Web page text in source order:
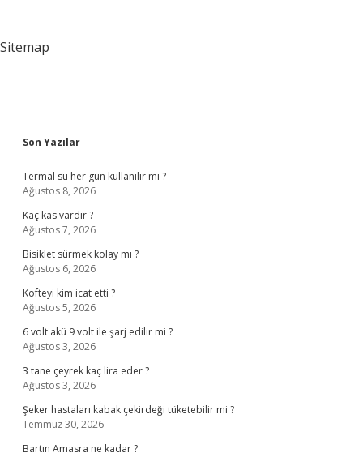
Sitemap
Sidebar
Son Yazılar
Termal su her gün kullanılır mı ?
Ağustos 8, 2026
Kaç kas vardır ?
Ağustos 7, 2026
Bisiklet sürmek kolay mı ?
Ağustos 6, 2026
Kofteyi kim icat etti ?
Ağustos 5, 2026
6 volt akü 9 volt ile şarj edilir mi ?
Ağustos 3, 2026
3 tane çeyrek kaç lira eder ?
Ağustos 3, 2026
Şeker hastaları kabak çekirdeği tüketebilir mi ?
Temmuz 30, 2026
Bartın Amasra ne kadar ?